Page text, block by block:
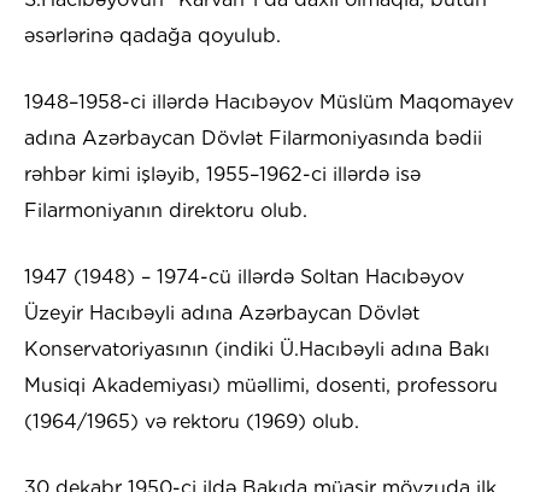
əsərlərinə qadağa qoyulub.
1948–1958-ci illərdə Hacıbəyov Müslüm Maqomayev
adına Azərbaycan Dövlət Filarmoniyasında bədii
rəhbər kimi işləyib, 1955–1962-ci illərdə isə
Filarmoniyanın direktoru olub.
1947 (1948) – 1974-cü illərdə Soltan Hacıbəyov
Üzeyir Hacıbəyli adına Azərbaycan Dövlət
Konservatoriyasının (indiki Ü.Hacıbəyli adına Bakı
Musiqi Akademiyası) müəllimi, dosenti, professoru
(1964/1965) və rektoru (1969) olub.